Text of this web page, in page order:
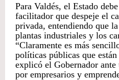
Para Valdés, el Estado
facilitador que despeje el
privada, entendiendo que
plantas industriales y los
“Claramente es más
políticas públicas que
explicó el Gobernador
por empresarios y